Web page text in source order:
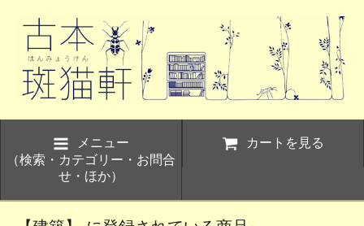
メニュー
（検索・カテゴリー・お問合
せ・ほか）
カートを見る